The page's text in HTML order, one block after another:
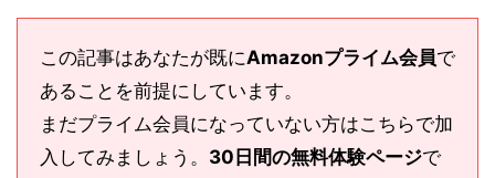
この記事はあなたが既にAmazonプライム会員で
あることを前提にしています。
まだプライム会員になっていない方はこちらで加
入してみましょう。 30日間の無料体験ページで